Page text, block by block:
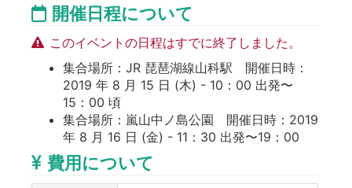
開催日程について
このイベントの日程はすでに終了しました。
集合場所：JR 琵琶湖線山科駅 開催日時：
2019 年 8 月 15 日 (木) - 10：00 出発〜
15：00 頃
集合場所：嵐山中ノ島公園 開催日時：2019
年 8 月 16 日 (金) - 11：30 出発〜19：00
費用について